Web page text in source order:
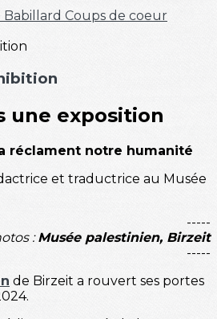
Babillard Coups de coeur
une exposition
réclament notre humanité
et traductrice au Musée
-----
:Musée palestinien, Birzeit
-----
de Birzeit a rouvert ses portes